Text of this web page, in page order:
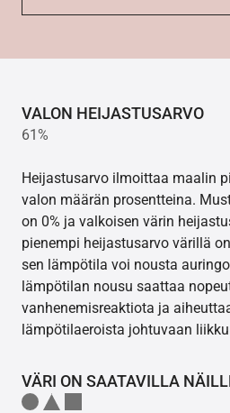
VALON HEIJASTUSARVO
61%
Heijastusarvo ilmoittaa maalin
valon määrän prosentteina.
on 0% ja valkoisen värin
pienempi heijastusarvo värillä
sen lämpötila voi nousta
lämpötilan nousu saattaa
vanhenemisreaktiota ja
lämpötilaeroista johtuvaan
VÄRI ON SAATAVILLA